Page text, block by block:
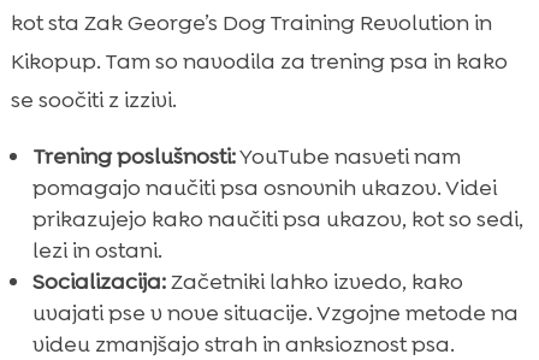
kot sta Zak George’s Dog Training Revolution in
Kikopup. Tam so navodila za trening psa in kako
se soočiti z izzivi.
Trening poslušnosti:YouTube nasveti nam
pomagajo naučiti psa osnovnih ukazov. Videi
prikazujejo kako naučiti psa ukazov, kot so sedi,
lezi in ostani.
Socializacija:Začetniki lahko izvedo, kako
uvajati pse v nove situacije. Vzgojne metode na
videu zmanjšajo strah in anksioznost psa.